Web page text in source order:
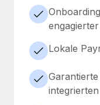
Lokale